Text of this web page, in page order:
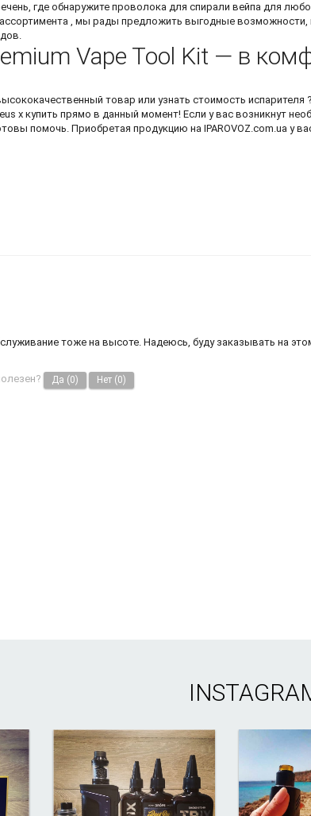
где обнаружите проволока для спирали вейпа для
ассортимента , мы рады предложить выгодные
Vape Tool Kit — в
товар или узнать стоимость испарителя
x купить прямо в данный момент! Если у вас возникнут
помочь. Приобретая продукцию на IPAROVOZ.com.ua у
тоже на высоте. Надеюсь, буду заказывать на
Да (0) Нет (0)